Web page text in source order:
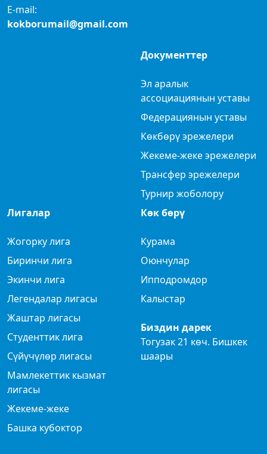
E-mail:
kokborumail@gmail.com
Документтер
Эл аралык
ассоциациянын уставы
Федерациянын уставы
Көкбөрү эрежелери
Жекеме-жеке эрежелери
Трансфер эрежелери
Турнир жоболору
Лигалар
Жогорку лига
Биринчи лига
Экинчи лига
Легендалар лигасы
Жаштар лигасы
Студенттик лига
Сүйүчүлөр лигасы
Мамлекеттик кызмат
лигасы
Жекеме-жеке
Башка кубоктор
Көк бөрү
Курама
Оюнчулар
Ипподромдор
Калыстар
Биздин дарек
Тогузак 21 көч. Бишкек
шаары